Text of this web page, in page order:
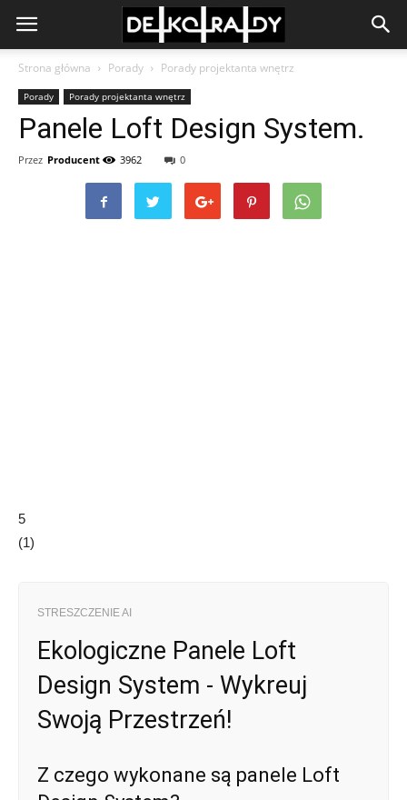
Strona główna Porady Porady projektanta wnętrz
Porady Porady projektanta wnętrz
Panele Loft Design System.
Przez Producent 3962 0
5
(1)
STRESZCZENIE AI
Ekologiczne Panele Loft
Design System - Wykreuj
Swoją Przestrzeń!
Z czego wykonane są panele Loft